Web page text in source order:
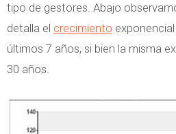
tipo de gestores. Abajo
detalla el crecimiento
últimos 7 años, si bien la misma
30 años.